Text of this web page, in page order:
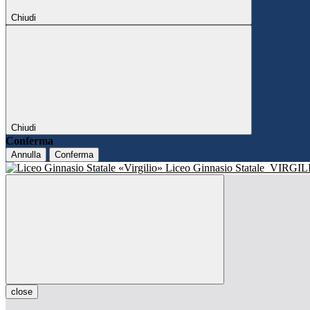
Chiudi
Chiudi
Conferma
Annulla Conferma
Liceo Ginnasio Statale
close